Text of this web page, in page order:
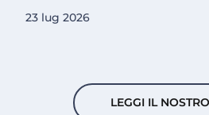
23 lug 2026
LEGGI IL